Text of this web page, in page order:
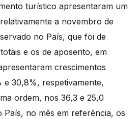
turístico apresentaram um
a novembro de
no País, que foi de
e os de aposento, em
crescimentos
e 30,8%, respetivamente,
ordem, nos 36,3 e 25,0
País, no mês em referência, os